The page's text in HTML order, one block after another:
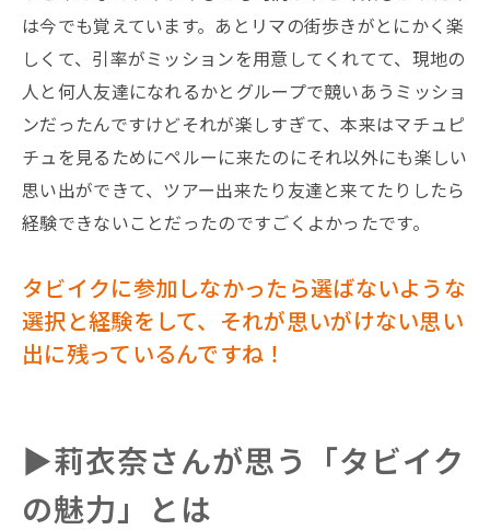
は今でも覚えています。あとリマの街歩きがとにかく楽
しくて、引率がミッションを用意してくれてて、現地の
人と何人友達になれるかとグループで競いあうミッショ
ンだったんですけどそれが楽しすぎて、本来はマチュピ
チュを見るためにペルーに来たのにそれ以外にも楽しい
思い出ができて、ツアー出来たり友達と来てたりしたら
経験できないことだったのですごくよかったです。
タビイクに参加しなかったら選ばないような
選択と経験をして、それが思いがけない思い
出に残っているんですね！
▶︎莉衣奈さんが思う「タビイク
の魅力」とは